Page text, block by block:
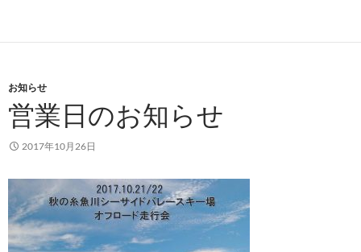
お知らせ
営業日のお知らせ
2017年10月26日